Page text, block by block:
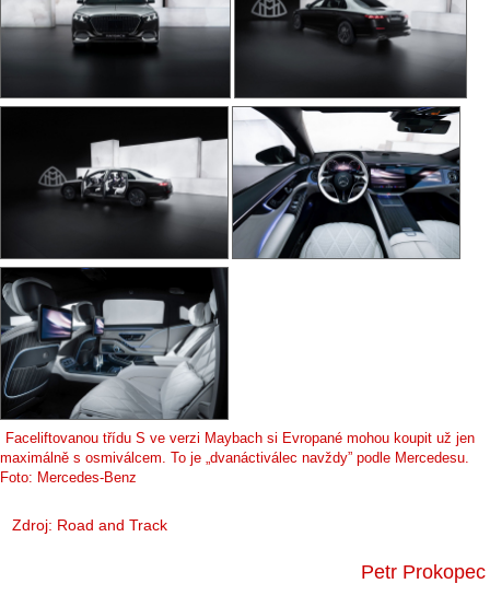
Faceliftovanou třídu S ve verzi Maybach si Evropané mohou koupit už jen
maximálně s osmiválcem. To je „dvanáctiválec navždy” podle Mercedesu.
Foto: Mercedes-Benz
Zdroj: Road and Track
Petr Prokopec